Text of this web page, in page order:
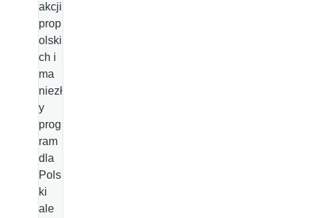
akcji
prop
olski
ch i
ma
niezł
y
prog
ram
dla
Pols
ki
ale